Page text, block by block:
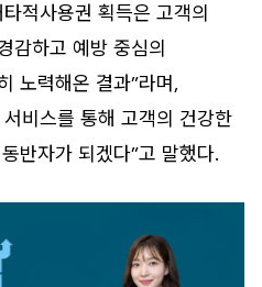
적사용권 획득은 고객의
감하고 예방 중심의
노력해온 결과”라며,
비스를 통해 고객의 건강한
반자가 되겠다”고 말했다.